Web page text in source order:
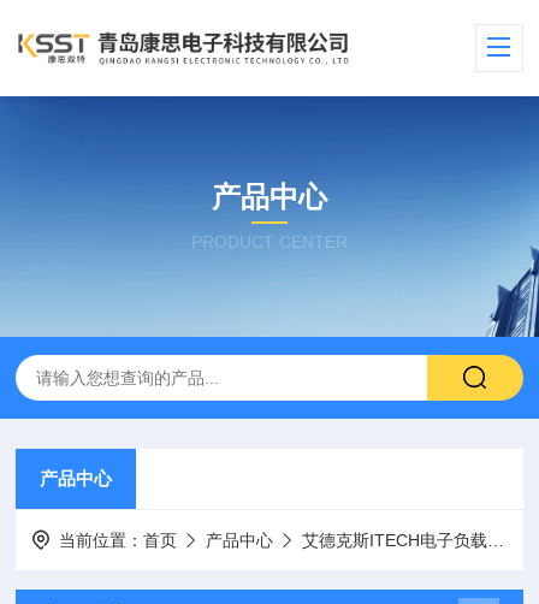
产品中心
PRODUCT CENTER
产品中心
当前位置：首页 产品中心 艾德克斯ITECH电子负载